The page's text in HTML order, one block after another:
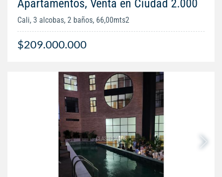
Apartamentos, Venta en Ciudad 2.000
Cali, 3 alcobas, 2 baños, 66,00mts2
$209.000.000